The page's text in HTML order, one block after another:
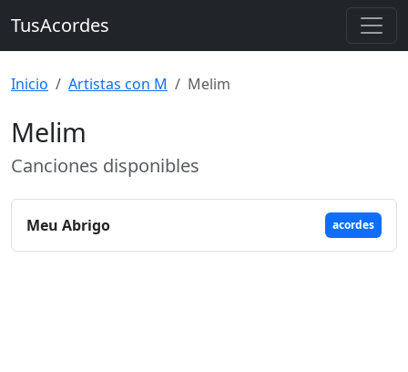
TusAcordes
Inicio Artistas con M Melim
Melim
Canciones disponibles
Meu Abrigo acordes